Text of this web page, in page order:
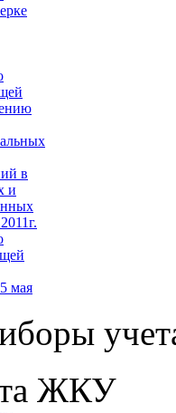
в
и
мая
ЖКУ